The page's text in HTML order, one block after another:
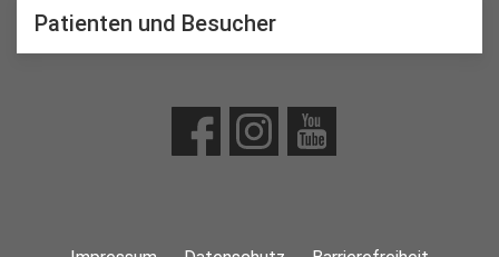
Patienten und Besucher